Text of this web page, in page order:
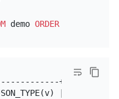
demo ORDER
+
|